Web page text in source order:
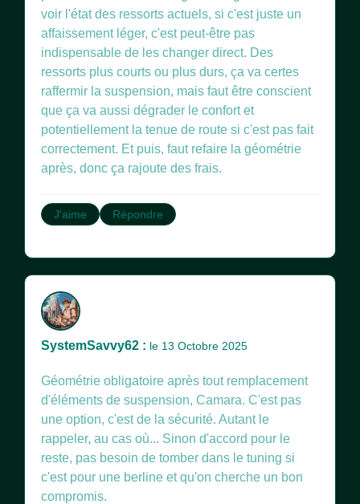
voir l'état des ressorts actuels, si c'est juste un
affaissement léger, c'est peut-être pas
indispensable de les changer direct. Des
ressorts plus courts ou plus durs, ça va certes
raffermir la suspension, mais faut être conscient
que ça va aussi dégrader le confort et
potentiellement la tenue de route si c'est pas fait
correctement. Et puis, faut refaire la géométrie
après, donc ça rajoute des frais.
J'aime Répondre
SystemSavvy62 : le 13 Octobre 2025
Géométrie obligatoire après tout remplacement
d'éléments de suspension, Camara. C'est pas
une option, c'est de la sécurité. Autant le
rappeler, au cas où... Sinon d'accord pour le
reste, pas besoin de tomber dans le tuning si
c'est pour une berline et qu'on cherche un bon
compromis.